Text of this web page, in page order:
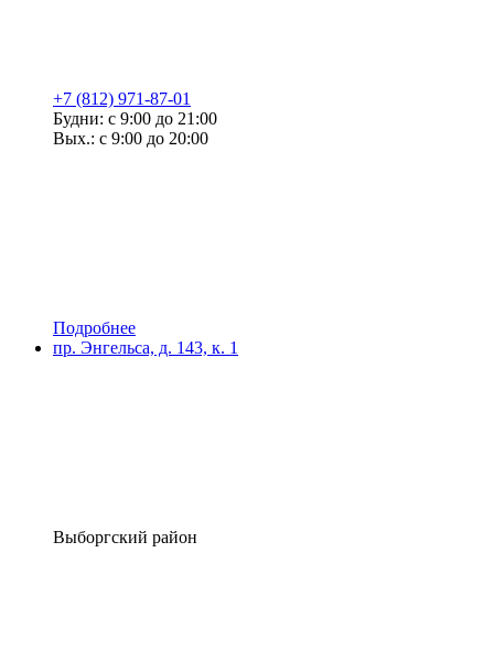
+7 (812) 971-87-01
Будни: с 9:00 до 21:00
Вых.: с 9:00 до 20:00
Подробнее
пр. Энгельса, д. 143, к. 1
Выборгский район